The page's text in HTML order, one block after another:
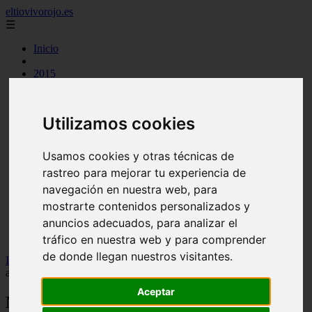
Utilizamos cookies
Usamos cookies y otras técnicas de
rastreo para mejorar tu experiencia de
navegación en nuestra web, para
mostrarte contenidos personalizados y
anuncios adecuados, para analizar el
tráfico en nuestra web y para comprender
de donde llegan nuestros visitantes.
Aceptar
eltiovivorojo.es
☰
Inicio
2015
comidas
mariscos
otros
postres
producto
reposteria
venezuela
verduras
Inicio
nutricion >Marcos Vázquez desmonta mitos sobre el
alcohol: “Una copa de vino al día no es el problema, el exceso sí”
Marcos Vázquez desmonta mitos sobre el